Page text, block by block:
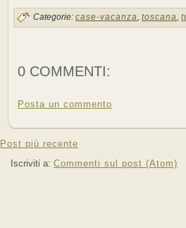
Categorie: case-vacanza, toscana,
0 COMMENTI:
Posta un commento
Post più recente
Iscriviti a: Commenti sul post (Atom)